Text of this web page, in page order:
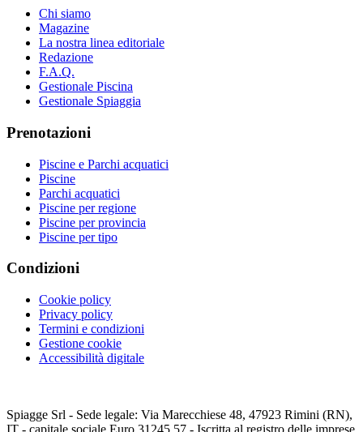
Chi siamo
Magazine
La nostra linea editoriale
Redazione
F.A.Q.
Gestionale Piscina
Gestionale Spiaggia
Prenotazioni
Piscine e Parchi acquatici
Piscine
Parchi acquatici
Piscine per regione
Piscine per provincia
Piscine per tipo
Condizioni
Cookie policy
Privacy policy
Termini e condizioni
Gestione cookie
Accessibilità digitale
Spiagge Srl - Sede legale: Via Marecchiese 48, 47923 Rimini (RN),